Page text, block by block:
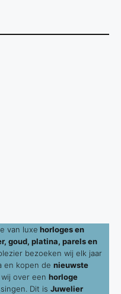
van luxe horloges en
goud, platina, parels en
bezoeken wij elk jaar
en kopen de nieuwste
over een horloge
Dit is Juwelier